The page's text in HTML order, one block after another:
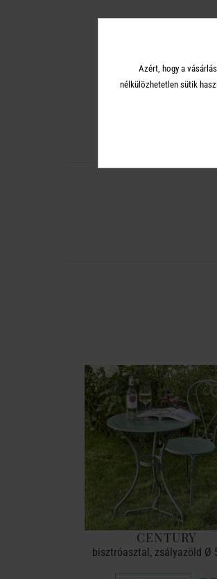
A termék
CENTURY
bisztróasztal, zsályazöld Ø
Azért, hogy a
nélkülözhetetlen sütik